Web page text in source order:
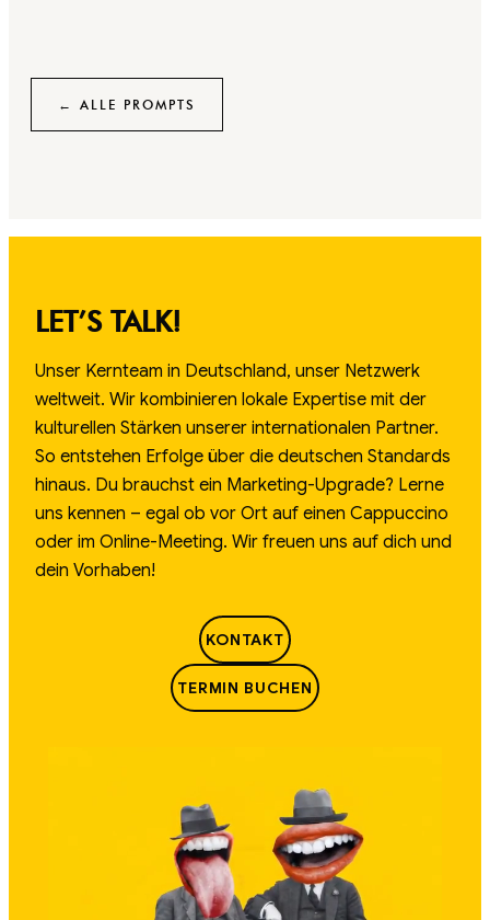
← ALLE PROMPTS
LET’S TALK!
Unser Kernteam in Deutschland, unser Netzwerk
weltweit. Wir kombinieren lokale Expertise mit der
kulturellen Stärken unserer internationalen Partner.
So entstehen Erfolge über die deutschen Standards
hinaus. Du brauchst ein Marketing-Upgrade? Lerne
uns kennen – egal ob vor Ort auf einen Cappuccino
oder im Online-Meeting. Wir freuen uns auf dich und
dein Vorhaben!
KONTAKT
TERMIN BUCHEN